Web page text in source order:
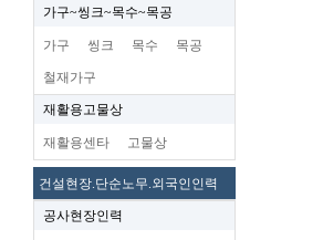
가구~씽크~목수~목공
가구 씽크 목수 목공
철재가구
재활용고물상
재활용센타 고물상
건설현장.단순노무.외국인인력
공사현장인력